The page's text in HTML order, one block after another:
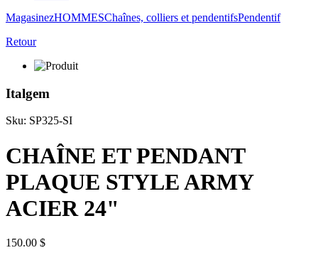
MagasinezHOMMESChaînes, colliers et pendentifsPendentif
Retour
Italgem
Sku: SP325-SI
CHAÎNE ET PENDANT
PLAQUE STYLE ARMY
ACIER 24"
150.00 $